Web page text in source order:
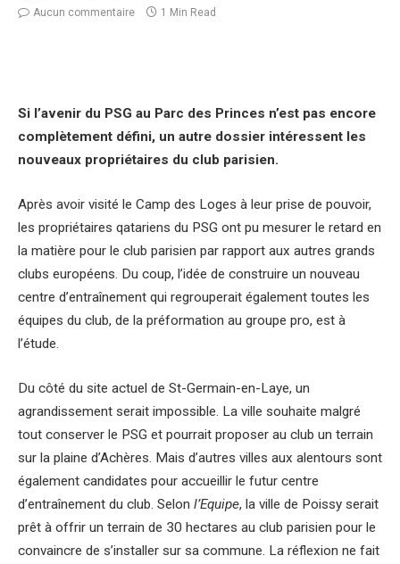
Aucun commentaire
1 Min Read
Si l’avenir du PSG au Parc des Princes n’est pas encore
complètement défini, un autre dossier intéressent les
nouveaux propriétaires du club parisien.
Après avoir visité le Camp des Loges à leur prise de pouvoir,
les propriétaires qatariens du PSG ont pu mesurer le retard en
la matière pour le club parisien par rapport aux autres grands
clubs européens. Du coup, l’idée de construire un nouveau
centre d’entraînement qui regrouperait également toutes les
équipes du club, de la préformation au groupe pro, est à
l’étude.
Du côté du site actuel de St-Germain-en-Laye, un
agrandissement serait impossible. La ville souhaite malgré
tout conserver le PSG et pourrait proposer au club un terrain
sur la plaine d’Achères. Mais d’autres villes aux alentours sont
également candidates pour accueillir le futur centre
d’entraînement du club. Selon l’Equipe, la ville de Poissy serait
prêt à offrir un terrain de 30 hectares au club parisien pour le
convaincre de s’installer sur sa commune. La réflexion ne fait